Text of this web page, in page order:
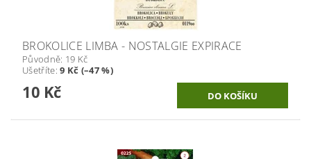
BROKOLICE LIMBA - NOSTALGIE EXPIRACE
Původně: 19 Kč
Ušetříte:9 Kč (–47 %)
10 Kč